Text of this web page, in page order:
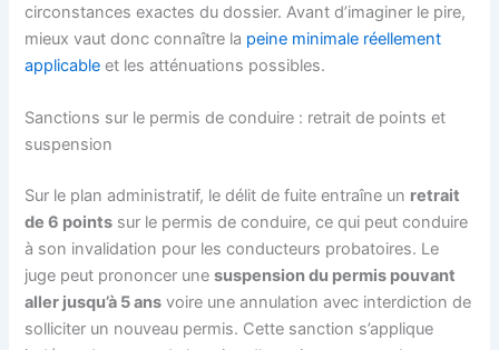
circonstances exactes du dossier. Avant d’imaginer le pire,
mieux vaut donc connaître la peine minimale réellement
applicable et les atténuations possibles.
Sanctions sur le permis de conduire : retrait de points et
suspension
Sur le plan administratif, le délit de fuite entraîne un retrait
de 6 points sur le permis de conduire, ce qui peut conduire
à son invalidation pour les conducteurs probatoires. Le
juge peut prononcer unesuspension du permis pouvant
aller jusqu’à 5 ans voire une annulation avec interdiction de
solliciter un nouveau permis. Cette sanction s’applique